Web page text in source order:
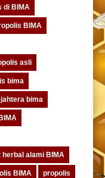
di BIMA
BIMA
asli
bima
bima
herbal alami BIMA
BIMA propolis